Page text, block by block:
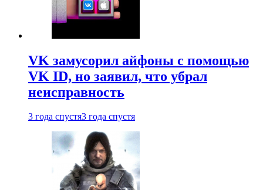
VK замусорил айфоны с помощью
VK ID, но заявил, что убрал
неисправность
3 года спустя3 года спустя